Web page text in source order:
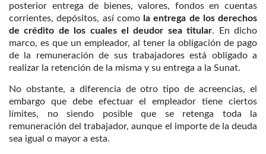
posterior entrega de bienes, valores, fondos en cuentas
corrientes, depósitos, así como la entrega de los derechos
de crédito de los cuales el deudor sea titular. En dicho
marco, es que un empleador, al tener la obligación de pago
de la remuneración de sus trabajadores está obligado a
realizar la retención de la misma y su entrega a la Sunat.
No obstante, a diferencia de otro tipo de acreencias, el
embargo que debe efectuar el empleador tiene ciertos
límites, no siendo posible que se retenga toda la
remuneración del trabajador, aunque el importe de la deuda
sea igual o mayor a esta.